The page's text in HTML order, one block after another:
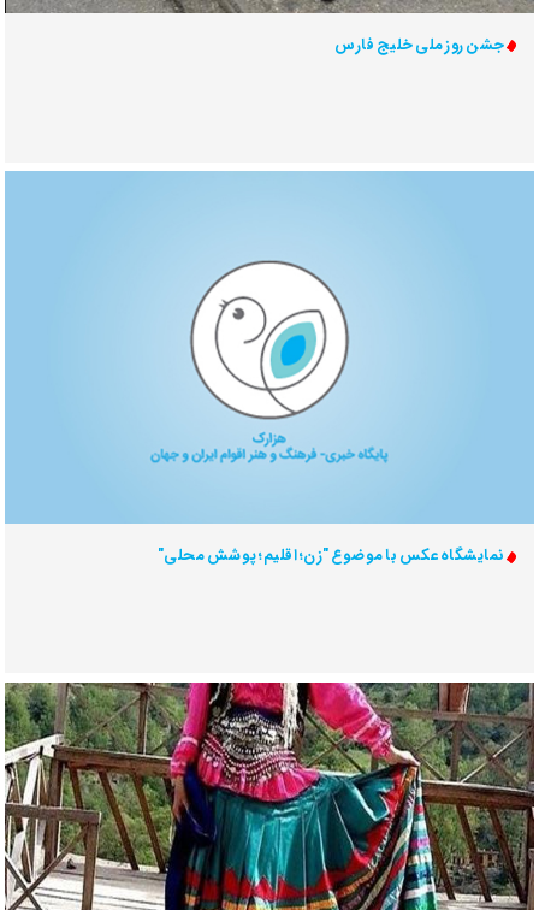
جشن روز ملی خلیج فارس
نمایشگاه عکس با موضوع "زن؛ اقلیم؛ پوشش محلی"